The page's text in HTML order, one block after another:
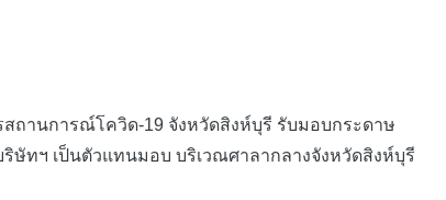
านการณ์โควิด-19 จังหวัดสิงห์บุรี รับมอบกระดาษ
ษัทฯ เป็นตัวแทนมอบ บริเวณศาลากลางจังหวัดสิงห์บุรี